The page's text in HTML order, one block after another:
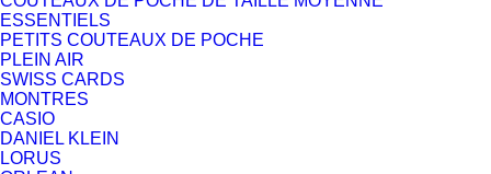
ESSENTIELS
PETITS COUTEAUX DE POCHE
PLEIN AIR
SWISS CARDS
MONTRES
CASIO
DANIEL KLEIN
LORUS